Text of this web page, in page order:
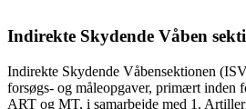
Indirekte Skydende Våben
Indirekte Skydende Våbensektionen
forsøgs- og måleopgaver, primært inden
ART og MT, i samarbejde med 1.